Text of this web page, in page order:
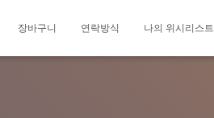
장바구니 연락방식 나의 위시리스트